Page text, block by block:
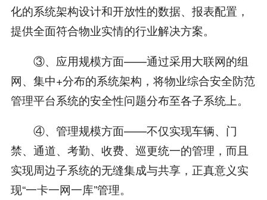
化的系统架构设计和开放性的数据、报表配置，
提供全面符合物业实情的行业解决方案。
③、应用规模方面——通过采用大联网的组
网、集中+分布的系统架构，将物业综合安全防范
管理平台系统的安全性问题分布至各子系统上。
④、管理规模方面——不仅实现车辆、门
禁、通道、考勤、收费、巡更统一的管理，而且
实现周边子系统的无缝集成与共享，正真意义实
现“一卡一网一库”管理。